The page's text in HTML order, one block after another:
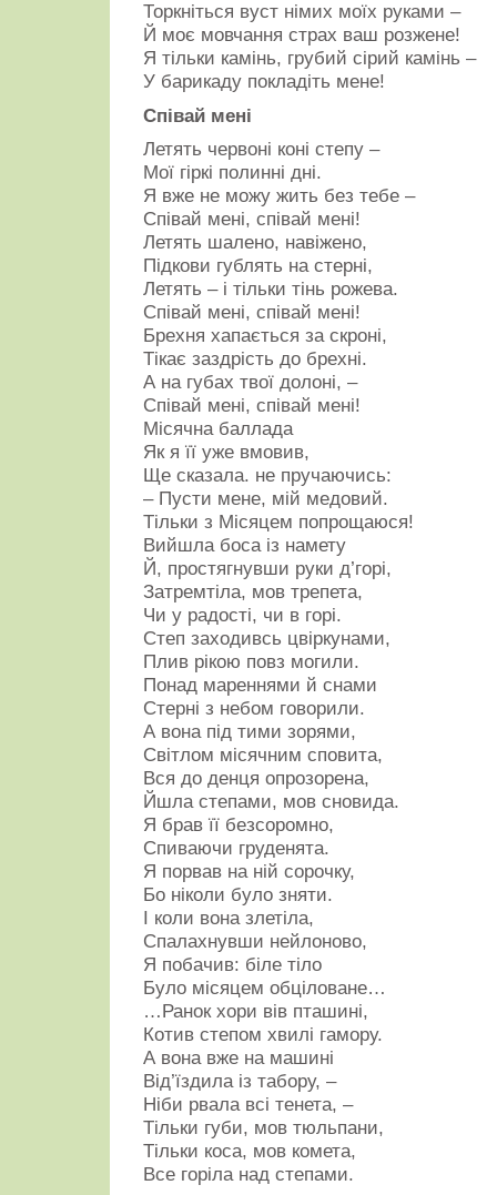
Чи
то
вогонь
розсипало
світило?
Чи
мрії
запалали
з
ковили?
А
чи
земля
свічки
свої
світила
Над
тими,
що
у
неї
полягли?
***
На
схилах
кам’яних
прасивого
кургану,
Де
сиво
зацвіли
полин
і
ковила,
Неначе
древня
кров,
шипшина
доспівала.
І
стежка
на
курган
замріяно
вела.
Цвіла
осіннім
даль,
синіла
неба
пілка,
Високі
вежі
хмар
стояли,
як
живі.
Із
сивої
трави
злітала
перепілка
І
з
криком
Торкніться вуст німих моїх руками –
Й моє мовчання страх ваш розжене!
Я тільки камінь, грубий сірий камінь –
У барикаду покладіть мене!
Співай мені
Летять червоні коні степу –
Мої гіркі полинні дні.
Я вже не можу жить без тебе –
Співай мені, співай мені!
Летять шалено, навіжено,
Підкови гублять на стерні,
Летять – і тільки тінь рожева.
Співай мені, співай мені!
Брехня хапається за скроні,
Тікає заздрість до брехні.
А на губах твої долоні, –
Співай мені, співай мені!
Місячна баллада
Як я її уже вмовив,
Ще сказала. не пручаючись:
– Пусти мене, мій медовий.
Тільки з Місяцем попрощаюся!
Вийшла боса із намету
Й, простягнувши руки д’горі,
Затремтіла, мов трепета,
Чи у радості, чи в горі.
Степ заходивсь цвіркунами,
Плив рікою повз могили.
Понад мареннями й снами
Стерні з небом говорили.
А вона під тими зорями,
Світлом місячним сповита,
Вся до денця опрозорена,
Йшла степами, мов сновида.
Я брав її безсоромно,
Спиваючи груденята.
Я порвав на ній сорочку,
Бо ніколи було зняти.
І коли вона злетіла,
Спалахнувши нейлоново,
Я побачив: біле тіло
Було місяцем обціловане…
…Ранок хори вів пташині,
Котив степом хвилі гамору.
А вона вже на машині
Від’їздила із табору, –
Ніби рвала всі тенета, –
Тільки губи, мов тюльпани,
Тільки коса, мов комета,
Все горіла над степами.